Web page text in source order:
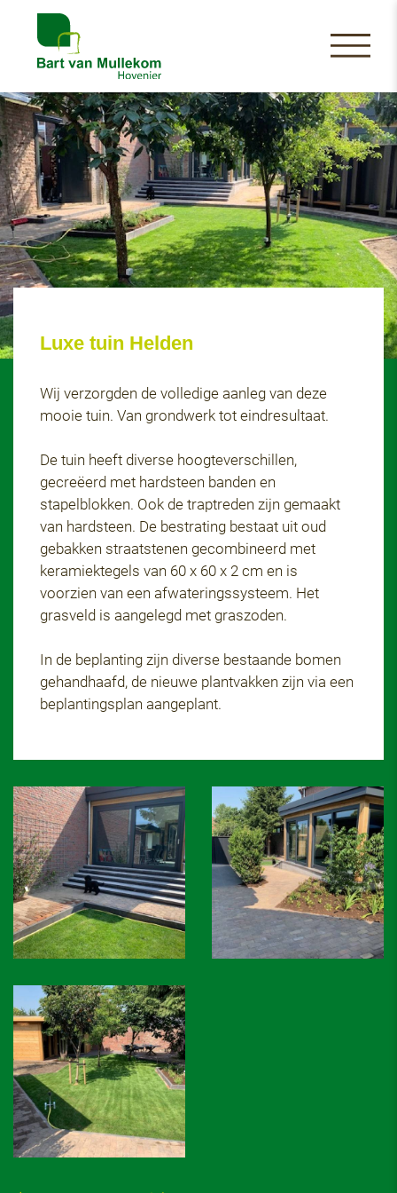
Luxe tuin Helden
Wij verzorgden de volledige aanleg van deze
mooie tuin. Van grondwerk tot eindresultaat.
De tuin heeft diverse hoogteverschillen,
gecreëerd met hardsteen banden en
stapelblokken. Ook de traptreden zijn gemaakt
van hardsteen. De bestrating bestaat uit oud
gebakken straatstenen gecombineerd met
keramiektegels van 60 x 60 x 2 cm en is
voorzien van een afwateringssysteem. Het
grasveld is aangelegd met graszoden.
In de beplanting zijn diverse bestaande bomen
gehandhaafd, de nieuwe plantvakken zijn via een
beplantingsplan aangeplant.